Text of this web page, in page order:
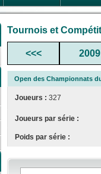
Tournois et
<<< 2009
Open des Championnats
Joueurs : 327
Joueurs par série :
Poids par série :